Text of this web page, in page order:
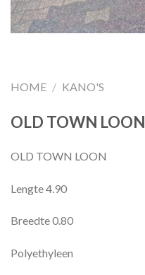
HOME / KANO'S
OLD TOWN LOON
OLD TOWN LOON
Lengte 4.90
Breedte 0.80
Polyethyleen